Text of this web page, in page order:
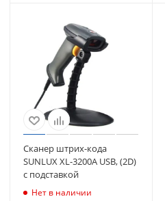
Сканер штрих-кода
SUNLUX XL-3200A USB, (2D)
с подставкой
Нет в наличии